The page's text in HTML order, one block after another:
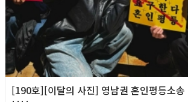
[190호][이달의 사진] 영남권 혼인평등소송